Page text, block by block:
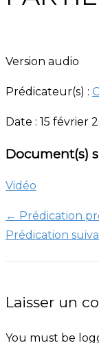
Version audio
Prédicateur(s) :
Date : 15 février
Document(s)
Vidéo
← Prédication
Prédication
Laisser un
You must be